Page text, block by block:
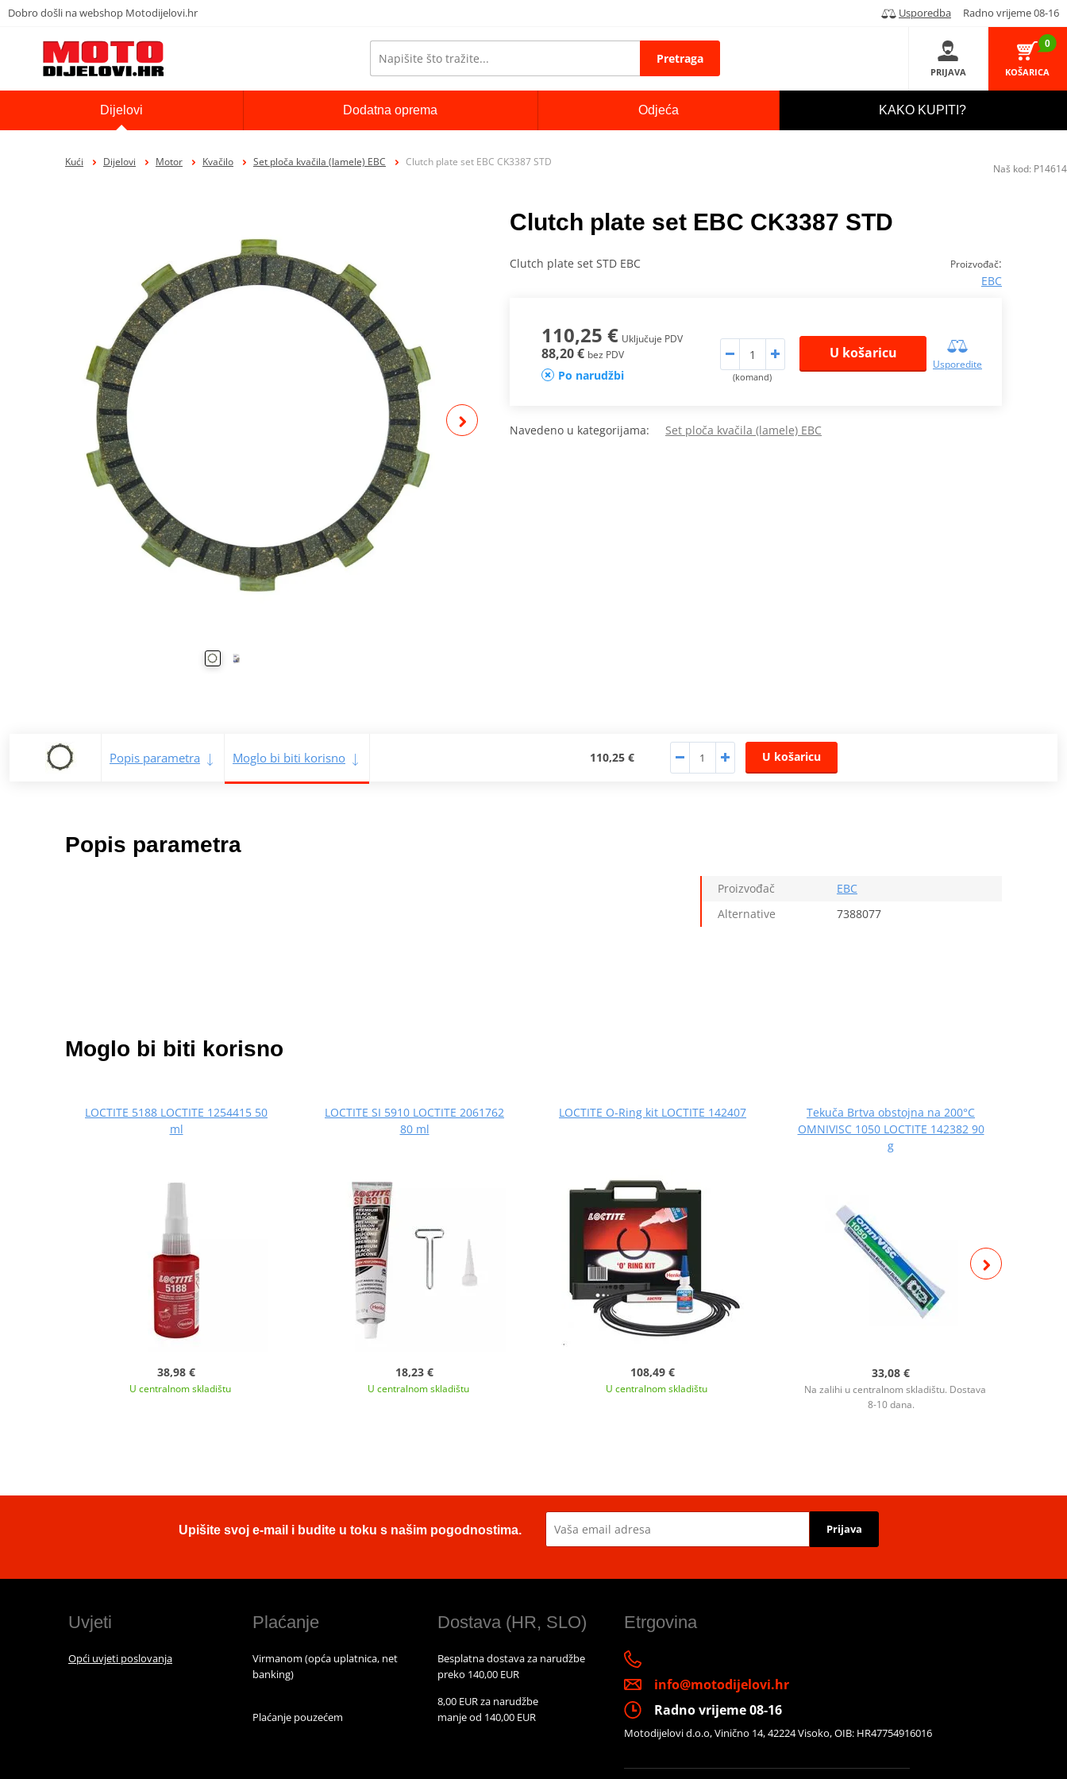
Dobro došli na webshop Motodijelovi.hr Usporedba Radno vrijeme 08-16
Pretraga
PRIJAVA
0
KOŠARICA
Dijelovi Dodatna oprema Odjeća KAKO KUPITI?
Kući Dijelovi Motor Kvačilo Set ploča kvačila (lamele) EBC Clutch plate set EBC CK3387 STD
Clutch plate set EBC CK3387 STD
Proizvođač:
EBC
Clutch plate set STD EBC
110,25 € Uključuje PDV
88,20 € bez PDV
Po narudžbi (komand)
U košaricu
Usporedite
Navedeno u kategorijama: Set ploča kvačila (lamele) EBC
Popis parametra Moglo bi biti korisno 110,25 € U košaricu
Popis parametra
Proizvođač
EBC
Alternative
7388077
Naš kod: P14614
Moglo bi biti korisno
LOCTITE 5188 LOCTITE 1254415 50
ml
38,98 €
U centralnom skladištu
LOCTITE SI 5910 LOCTITE 2061762
80 ml
18,23 €
U centralnom skladištu
LOCTITE O-Ring kit LOCTITE 142407
108,49 €
U centralnom skladištu
Tekuča Brtva obstojna na 200°C
OMNIVISC 1050 LOCTITE 142382 90
g
33,08 €
Na zalihi u centralnom skladištu. Dostava
8-10 dana.
Upišite svoj e-mail i budite u toku s našim pogodnostima. Prijava
Uvjeti
Opći uvjeti poslovanja
Plaćanje
Virmanom (opća uplatnica, net
banking)
Plaćanje pouzećem
Dostava (HR, SLO)
Besplatna dostava za narudžbe
preko 140,00 EUR
8,00 EUR za narudžbe
manje od 140,00 EUR
Etrgovina
info@motodijelovi.hr
Radno vrijeme 08-16
Motodijelovi d.o.o, Vinično 14, 42224 Visoko, OIB: HR47754916016